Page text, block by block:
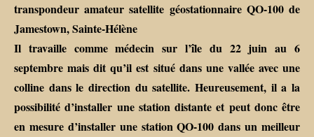
transpondeur amateur satellite géostationnaire QO-100 de
Jamestown, Sainte-Hélène
Il travaille comme médecin sur l’île du 22 juin au 6
septembre mais dit qu’il est situé dans une vallée avec une
colline dans le direction du satellite. Heureusement, il a la
possibilité d’installer une station distante et peut donc être
en mesure d’installer une station QO-100 dans un meilleur